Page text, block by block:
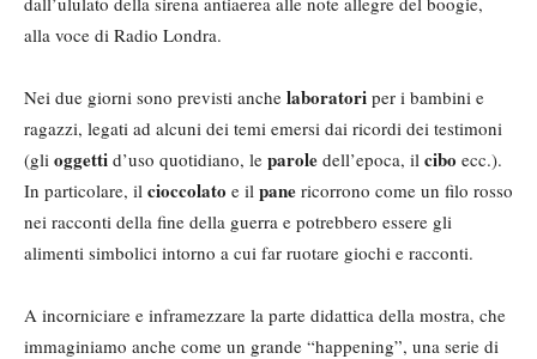
alla voce di Radio Londra.
Nei due giorni sono previsti anche laboratori per i bambini e
ragazzi, legati ad alcuni dei temi emersi dai ricordi dei testimoni
(gli oggetti d’uso quotidiano, le parole dell’epoca, il cibo ecc.).
In particolare, il cioccolato e il pane ricorrono come un filo rosso
nei racconti della fine della guerra e potrebbero essere gli
alimenti simbolici intorno a cui far ruotare giochi e racconti.
A incorniciare e inframezzare la parte didattica della mostra, che
immaginiamo anche come un grande “happening”, una serie di